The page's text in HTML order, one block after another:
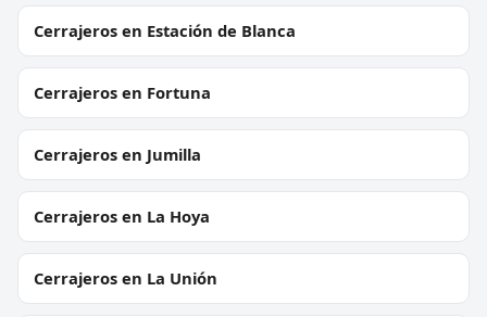
Cerrajeros en Estación de Blanca
Cerrajeros en Fortuna
Cerrajeros en Jumilla
Cerrajeros en La Hoya
Cerrajeros en La Unión